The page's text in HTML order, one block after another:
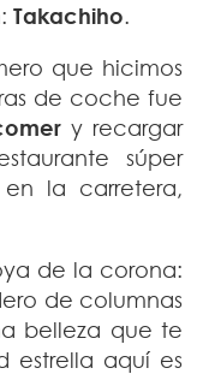
Takachiho.
que hicimos
de coche fue
y recargar
súper
la carretera,
de la corona:
de columnas
belleza que te
estrella aquí es